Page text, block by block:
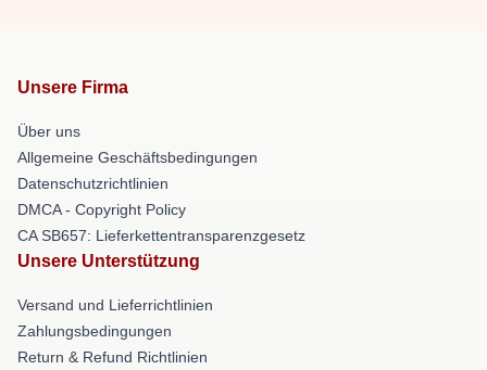
Unsere Firma
Über uns
Allgemeine Geschäftsbedingungen
Datenschutzrichtlinien
DMCA - Copyright Policy
CA SB657: Lieferkettentransparenzgesetz
Unsere Unterstützung
Versand und Lieferrichtlinien
Zahlungsbedingungen
Return & Refund Richtlinien